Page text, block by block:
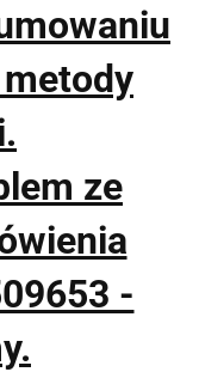
ze
-